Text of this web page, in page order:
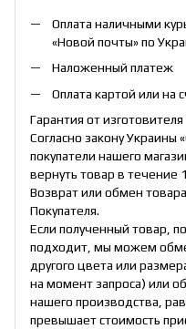
Оплата наличными
«Новой почты» по
Наложенный платеж
Оплата картой или на
Гарантия от
Согласно закону Украины
покупатели нашего
вернуть товар в течение
Возврат или обмен
Покупателя.
Если полученный товар,
подходит, мы можем
другого цвета или
на момент запроса) или
нашего производства,
превышает стоимость